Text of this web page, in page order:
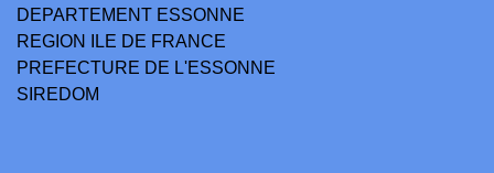
DEPARTEMENT ESSONNE
REGION ILE DE FRANCE
PREFECTURE DE L'ESSONNE
SIREDOM